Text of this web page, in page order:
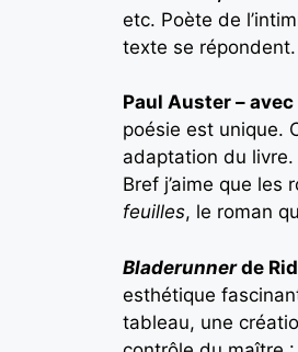
etc. Poète de
texte se répondent.
Paul Auster –
poésie est unique.
adaptation du
Bref j’aime que
feuilles, le roman
Bladerunnerde
esthétique
tableau, une